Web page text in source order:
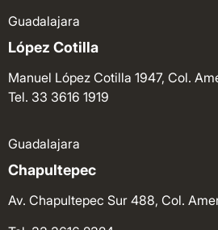
Guadalajara
López Cotilla
Manuel López Cotilla 1947, Col.
Tel. 33 3616 1919
Guadalajara
Chapultepec
Av. Chapultepec Sur 488, Col.